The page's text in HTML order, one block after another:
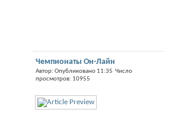
Чемпионаты Он-Лайн
Автор: Опубликовано 11:35 Число
просмотров: 10955